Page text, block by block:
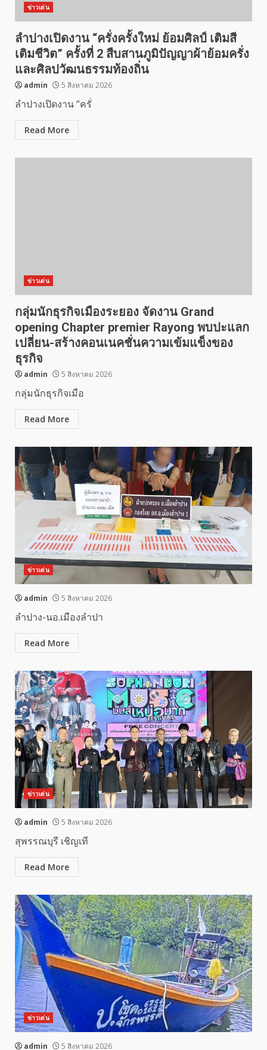
ข่าวเด่น
ลำปางเปิดงาน “ครั่งครั้งใหม่ ย้อมศิลป์ เติมสี
เติมชีวิต” ครั้งที่ 2 สืบสานภูมิปัญญาผ้าย้อมครั่ง
และศิลปวัฒนธรรมท้องถิ่น
admin 5 สิงหาคม 2026
ลำปางเปิดงาน “ครั่
Read More
ข่าวเด่น
กลุ่มนักธุรกิจเมืองระยอง จัดงาน Grand
opening Chapter premier Rayong พบปะแลก
เปลี่ยน-สร้างคอนเนคชั่นความเข้มแข็งของ
ธุรกิจ
admin 5 สิงหาคม 2026
กลุ่มนักธุรกิจเมือ
Read More
ข่าวเด่น
admin 5 สิงหาคม 2026
ลำปาง-นอ.เมืองลำปา
Read More
ข่าวเด่น
admin 5 สิงหาคม 2026
สุพรรณบุรี เชิญเที
Read More
ข่าวเด่น
admin 5 สิงหาคม 2026